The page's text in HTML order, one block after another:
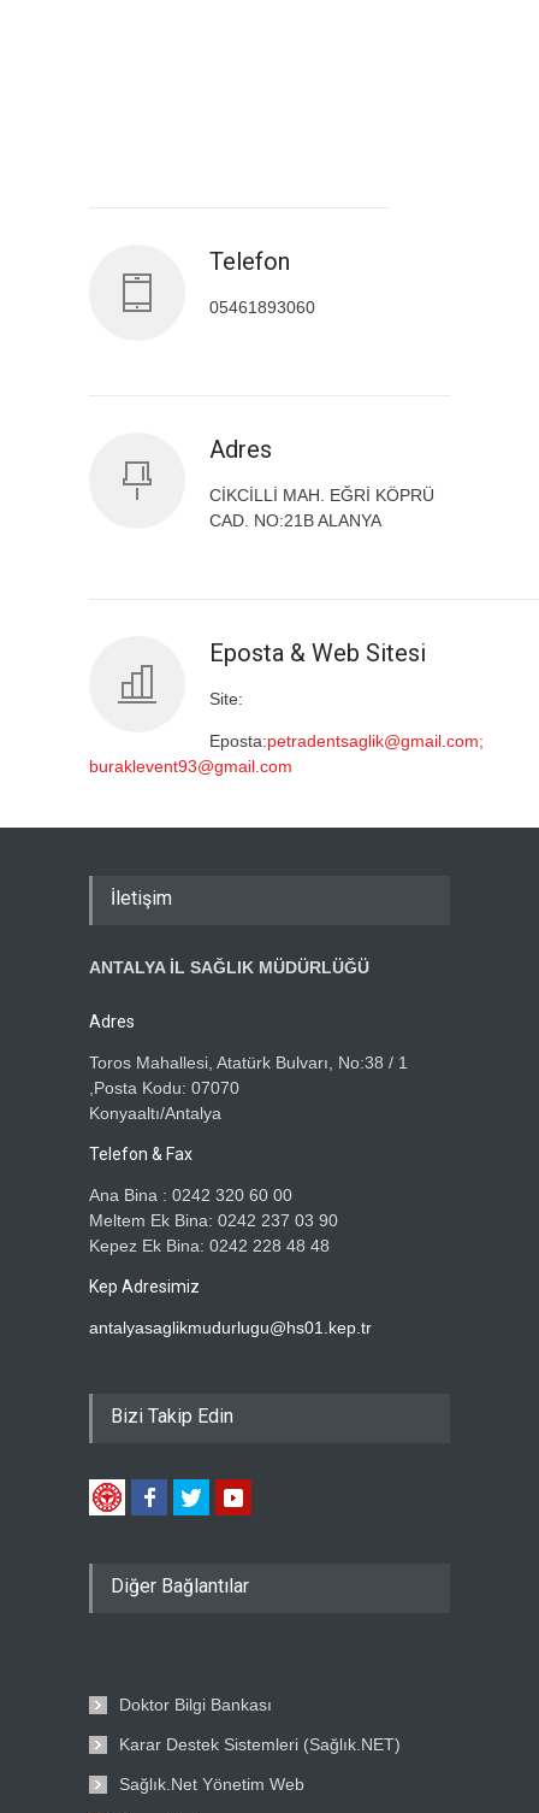
Telefon
05461893060
Adres
CİKCİLLİ MAH. EĞRİ KÖPRÜ
CAD. NO:21B ALANYA
Eposta & Web Sitesi
Site:
Eposta:petradentsaglik@gmail.com;
buraklevent93@gmail.com
İletişim
ANTALYA İL SAĞLIK MÜDÜRLÜĞÜ
Adres
Toros Mahallesi, Atatürk Bulvarı, No:38 / 1
,Posta Kodu: 07070
Konyaaltı/Antalya
Telefon & Fax
Ana Bina : 0242 320 60 00
Meltem Ek Bina: 0242 237 03 90
Kepez Ek Bina: 0242 228 48 48
Kep Adresimiz
antalyasaglikmudurlugu@hs01.kep.tr
Bizi Takip Edin
Diğer Bağlantılar
Doktor Bilgi Bankası
Karar Destek Sistemleri (Sağlık.NET)
Sağlık.Net Yönetim Web